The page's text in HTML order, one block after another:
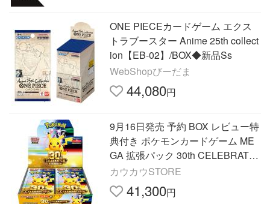
ONE PIECEカードゲーム エクス
トラブースター Anime 25th collect
ion【EB-02】/BOX◆新品Ss
WebShopびーだま
44,080円
9月16日発売 予約 BOX レビュー特
典付き ポケモンカードゲーム ME
GA 拡張パック 30th CELEBRATIO
N BOX 30周年 セレブレーション
ボックス
カウカウSTORE
41,300円